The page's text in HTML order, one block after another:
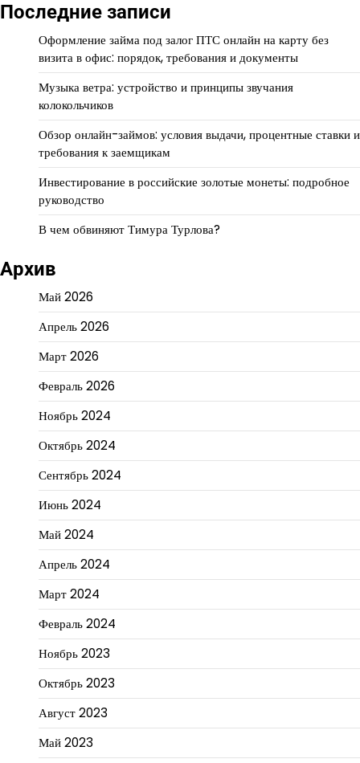
Последние записи
Оформление займа под залог ПТС онлайн на карту без
визита в офис: порядок, требования и документы
Музыка ветра: устройство и принципы звучания
колокольчиков
Обзор онлайн-займов: условия выдачи, процентные ставки и
требования к заемщикам
Инвестирование в российские золотые монеты: подробное
руководство
В чем обвиняют Тимура Турлова?
Архив
Май 2026
Апрель 2026
Март 2026
Февраль 2026
Ноябрь 2024
Октябрь 2024
Сентябрь 2024
Июнь 2024
Май 2024
Апрель 2024
Март 2024
Февраль 2024
Ноябрь 2023
Октябрь 2023
Август 2023
Май 2023